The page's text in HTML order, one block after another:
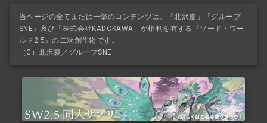
当ページの全てまたは一部のコンテンツは、「北沢慶」「グループ
SNE」及び「株式会社KADOKAWA」が権利を有する『ソード・ワー
ルド2.5』の二次創作物です。
（C）北沢慶／グループSNE